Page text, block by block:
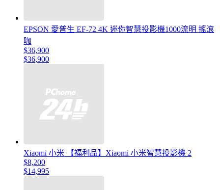
EPSON 愛普生 EF-72 4K 迷你智慧投影機1000流明 搖滾
咖
$36,900
$36,900
Xiaomi 小米 【福利品】Xiaomi 小米智慧投影機 2
$8,200
$14,995